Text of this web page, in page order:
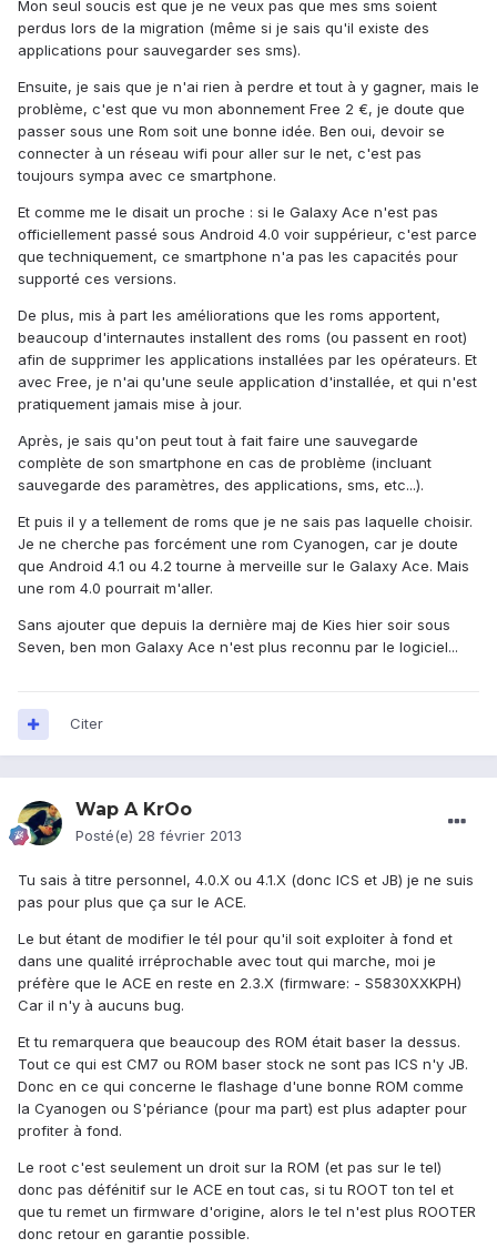
Mon seul soucis est que je ne veux pas que mes sms soient
perdus lors de la migration (même si je sais qu'il existe des
applications pour sauvegarder ses sms).
Ensuite, je sais que je n'ai rien à perdre et tout à y gagner, mais le
problème, c'est que vu mon abonnement Free 2 €, je doute que
passer sous une Rom soit une bonne idée. Ben oui, devoir se
connecter à un réseau wifi pour aller sur le net, c'est pas
toujours sympa avec ce smartphone.
Et comme me le disait un proche : si le Galaxy Ace n'est pas
officiellement passé sous Android 4.0 voir suppérieur, c'est parce
que techniquement, ce smartphone n'a pas les capacités pour
supporté ces versions.
De plus, mis à part les améliorations que les roms apportent,
beaucoup d'internautes installent des roms (ou passent en root)
afin de supprimer les applications installées par les opérateurs. Et
avec Free, je n'ai qu'une seule application d'installée, et qui n'est
pratiquement jamais mise à jour.
Après, je sais qu'on peut tout à fait faire une sauvegarde
complète de son smartphone en cas de problème (incluant
sauvegarde des paramètres, des applications, sms, etc...).
Et puis il y a tellement de roms que je ne sais pas laquelle choisir.
Je ne cherche pas forcément une rom Cyanogen, car je doute
que Android 4.1 ou 4.2 tourne à merveille sur le Galaxy Ace. Mais
une rom 4.0 pourrait m'aller.
Sans ajouter que depuis la dernière maj de Kies hier soir sous
Seven, ben mon Galaxy Ace n'est plus reconnu par le logiciel...
Citer
Wap A KrOo
Posté(e) 28 février 2013
Tu sais à titre personnel, 4.0.X ou 4.1.X (donc ICS et JB) je ne suis
pas pour plus que ça sur le ACE.
Le but étant de modifier le tél pour qu'il soit exploiter à fond et
dans une qualité irréprochable avec tout qui marche, moi je
préfère que le ACE en reste en 2.3.X (firmware: - S5830XXKPH)
Car il n'y à aucuns bug.
Et tu remarquera que beaucoup des ROM était baser la dessus.
Tout ce qui est CM7 ou ROM baser stock ne sont pas ICS n'y JB.
Donc en ce qui concerne le flashage d'une bonne ROM comme
la Cyanogen ou S'périance (pour ma part) est plus adapter pour
profiter à fond.
Le root c'est seulement un droit sur la ROM (et pas sur le tel)
donc pas défénitif sur le ACE en tout cas, si tu ROOT ton tel et
que tu remet un firmware d'origine, alors le tel n'est plus ROOTER
donc retour en garantie possible.